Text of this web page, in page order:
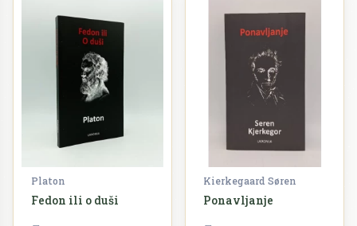
Platon
Fedon ili o duši
Kierkegaard Søren
Ponavljanje